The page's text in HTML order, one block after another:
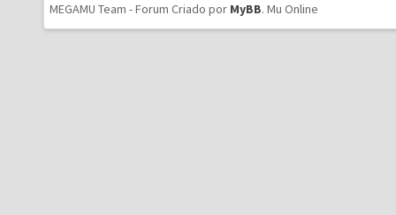
MEGAMU Team - Forum Criado por MyBB. Mu Online